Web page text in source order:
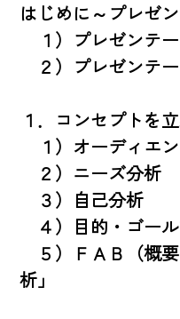
はじめに～プレゼ
１）プレゼンテ
２）プレゼンテ
１．コンセプトを
１）オーディエ
２）ニーズ分析
３）自己分析
４）目的・ゴー
５）ＦＡＢ（概
析」